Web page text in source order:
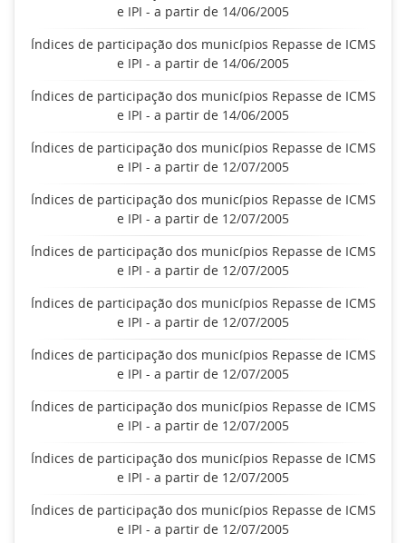
e IPI - a partir de 14/06/2005
Índices de participação dos municípios Repasse de ICMS
e IPI - a partir de 14/06/2005
Índices de participação dos municípios Repasse de ICMS
e IPI - a partir de 14/06/2005
Índices de participação dos municípios Repasse de ICMS
e IPI - a partir de 12/07/2005
Índices de participação dos municípios Repasse de ICMS
e IPI - a partir de 12/07/2005
Índices de participação dos municípios Repasse de ICMS
e IPI - a partir de 12/07/2005
Índices de participação dos municípios Repasse de ICMS
e IPI - a partir de 12/07/2005
Índices de participação dos municípios Repasse de ICMS
e IPI - a partir de 12/07/2005
Índices de participação dos municípios Repasse de ICMS
e IPI - a partir de 12/07/2005
Índices de participação dos municípios Repasse de ICMS
e IPI - a partir de 12/07/2005
Índices de participação dos municípios Repasse de ICMS
e IPI - a partir de 12/07/2005